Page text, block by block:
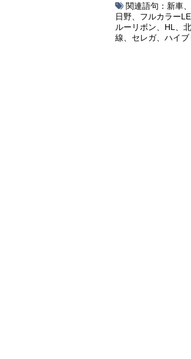
関連語句： 新車
日野
フルカラー
ルーリボン
HL
線
セレガ、 ハイブ